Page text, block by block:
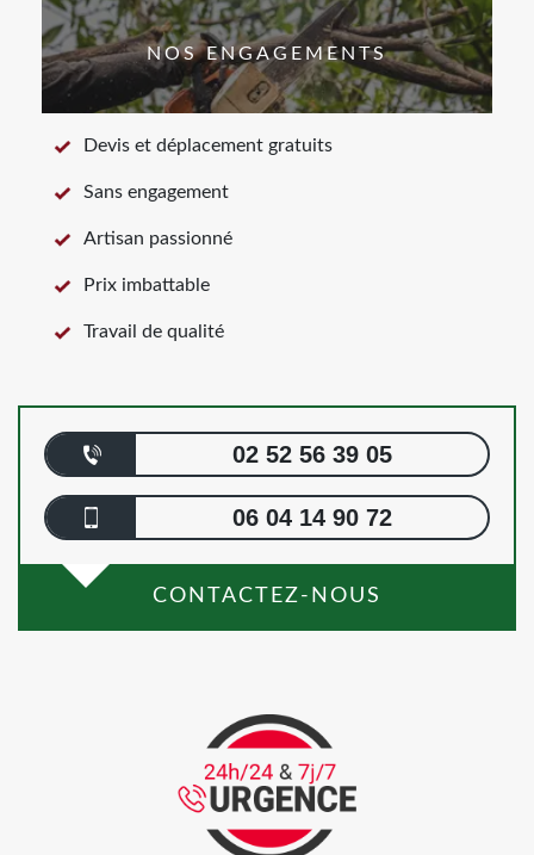
NOS ENGAGEMENTS
Devis et déplacement gratuits
Sans engagement
Artisan passionné
Prix imbattable
Travail de qualité
02 52 56 39 05
06 04 14 90 72
CONTACTEZ-NOUS